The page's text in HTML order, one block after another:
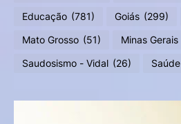
Educação (781) Goiás (299)
Mato Grosso (51) Minas Gerais
Saudosismo - Vidal (26) Saúde